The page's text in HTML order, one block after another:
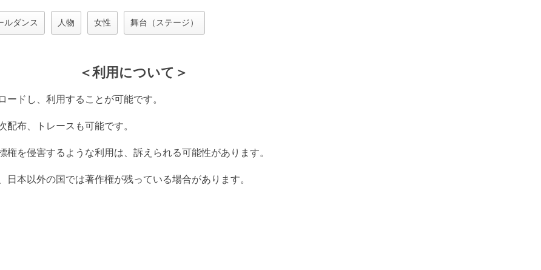
ルダンス 人物 女性 舞台（ステージ）
＜利用について＞
ードし、利用することが可能です。
配布、トレースも可能です。
権を侵害するような利用は、訴えられる可能性があります。
日本以外の国では著作権が残っている場合があります。